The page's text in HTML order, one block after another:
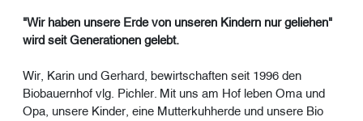
"Wir haben unsere Erde von unseren Kindern nur geliehen"
wird seit Generationen gelebt.
Wir, Karin und Gerhard, bewirtschaften seit 1996 den
Biobauernhof vlg. Pichler. Mit uns am Hof leben Oma und
Opa, unsere Kinder, eine Mutterkuhherde und unsere Bio